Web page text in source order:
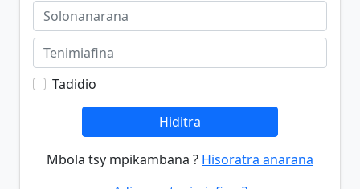
Tadidio
Hiditra
Mbola tsy mpikambana ? Hisoratra anarana